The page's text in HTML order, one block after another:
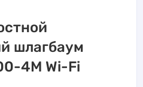
шлагбаум
4M Wi-Fi